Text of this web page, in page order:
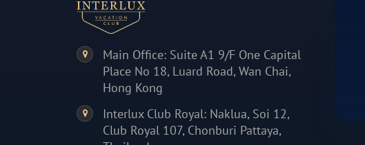
Main Office: Suite A1 9/F One Capital
Place No 18, Luard Road, Wan Chai,
Hong Kong
Interlux Club Royal: Naklua, Soi 12,
Club Royal 107, Chonburi Pattaya,